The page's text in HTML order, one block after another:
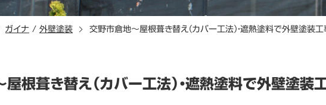
ガイナ / 外壁塗装 交野市倉地～屋根葺き替え（カバー工法）・遮熱塗料で外壁塗装
根葺き替え（カバー工法）・遮熱塗料で外壁塗装